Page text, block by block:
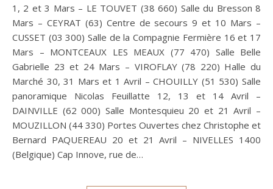
1, 2 et 3 Mars – LE TOUVET (38 660) Salle du Bresson 8
Mars – CEYRAT (63) Centre de secours 9 et 10 Mars –
CUSSET (03 300) Salle de la Compagnie Fermière 16 et 17
Mars – MONTCEAUX LES MEAUX (77 470) Salle Belle
Gabrielle 23 et 24 Mars – VIROFLAY (78 220) Halle du
Marché 30, 31 Mars et 1 Avril – CHOUILLY (51 530) Salle
panoramique Nicolas Feuillatte 12, 13 et 14 Avril –
DAINVILLE (62 000) Salle Montesquieu 20 et 21 Avril –
MOUZILLON (44 330) Portes Ouvertes chez Christophe et
Bernard PAQUEREAU 20 et 21 Avril – NIVELLES 1400
(Belgique) Cap Innove, rue de…